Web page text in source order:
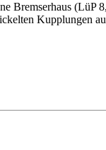
Bremserhaus (LüP
Kupplungen